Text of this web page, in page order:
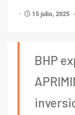
15 julio, 2025
BHP